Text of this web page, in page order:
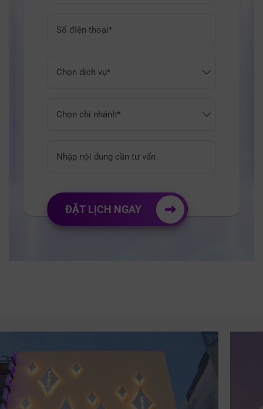
ĐẶT LỊCH NGAY